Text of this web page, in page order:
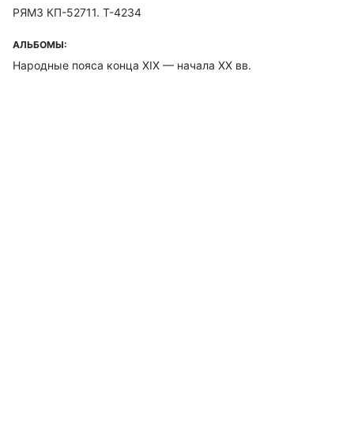
РЯМЗ КП-52711. Т-4234
АЛЬБОМЫ:
Народные пояса конца XIX — начала XX вв.